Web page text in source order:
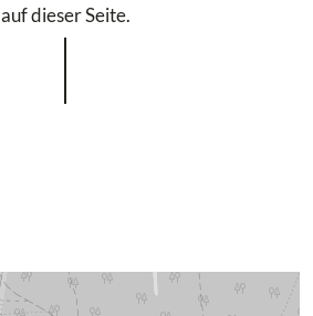
auf dieser Seite.